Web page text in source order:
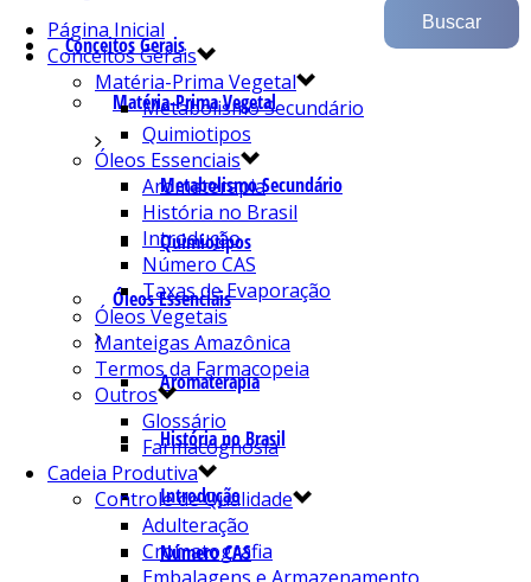
Conceitos Gerais
Matéria-Prima Vegetal
Metabolismo Secundário
Quimiotipos
Óleos Essenciais
Aromaterapia
História no Brasil
Introdução
Número CAS
Página Inicial
Conceitos Gerais
Matéria-Prima Vegetal
Metabolismo Secundário
Quimiotipos
Óleos Essenciais
Aromaterapia
História no Brasil
Introdução
Número CAS
Taxas de Evaporação
Óleos Vegetais
Manteigas Amazônica
Termos da Farmacopeia
Outros
Glossário
Farmacognosia
Cadeia Produtiva
Controle de Qualidade
Adulteração
Cromatografia